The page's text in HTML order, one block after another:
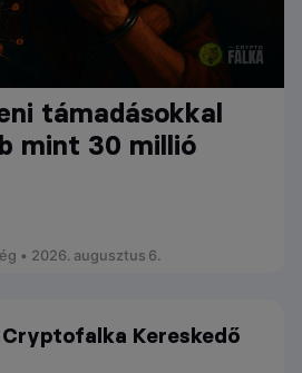
támadásokkal
mint 30 millió
• 2026. augusztus 6.
Kereskedő